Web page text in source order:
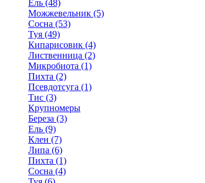
Ель (48)
Можжевельник (5)
Сосна (53)
Туя (49)
Кипарисовик (4)
Лиственница (2)
Микробиота (1)
Пихта (2)
Псевдотсуга (1)
Тис (3)
Крупномеры
Береза (3)
Ель (9)
Клен (7)
Липа (6)
Пихта (1)
Сосна (4)